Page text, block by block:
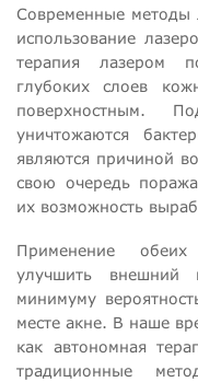
Современные методы
использование
терапия лазером
глубоких слоев
поверхностным.
уничтожаются
являются причиной
свою очередь
их возможность
Применение
улучшить
минимуму
месте акне. В наше
как автономная
традиционные